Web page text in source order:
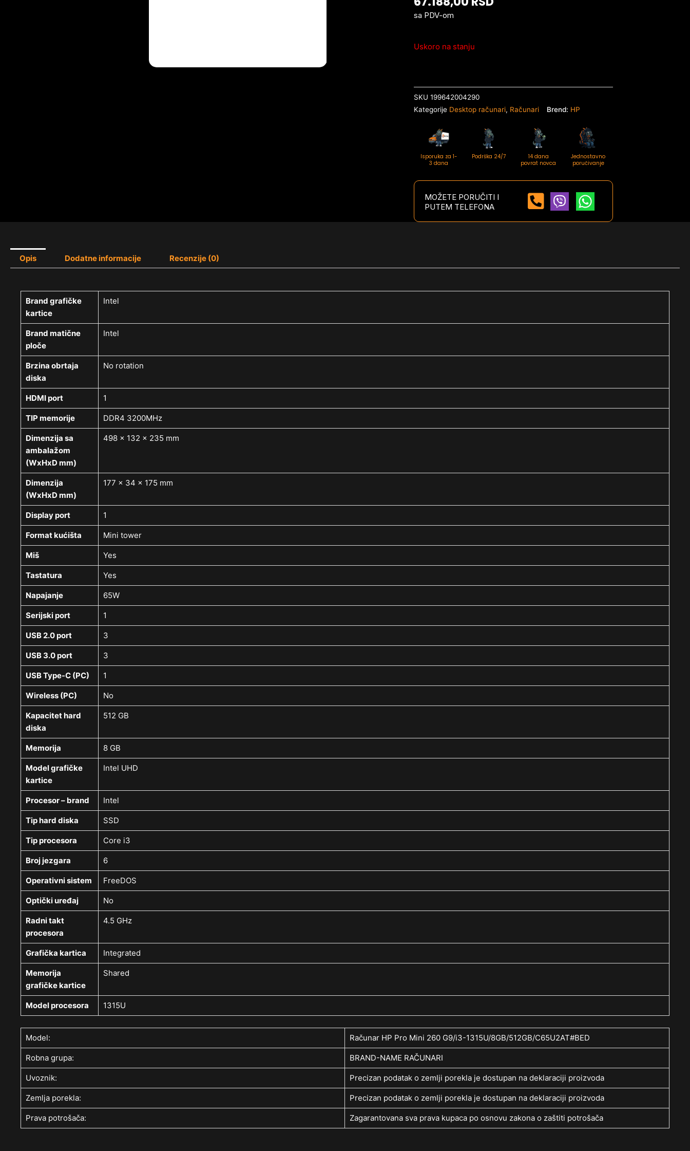
sa PDV-om
Uskoro na stanju
SKU199642004290
Kategorije Desktop računari, Računari Brend: HP
Isporuka za 1-
3 dana
Podrška 24/7
14 dana
povrat novca
Jednostavno
poručivanje
MOŽETE PORUČITI I
PUTEM TELEFONA
Opis Dodatne informacije Recenzije (0)
Brand grafičke
kartice
Intel
Brand matične
ploče
Intel
Brzina obrtaja
diska
No rotation
HDMI port 1
TIP memorije DDR4 3200MHz
Dimenzija sa
ambalažom
(WxHxD mm)
498 x 132 x 235 mm
Dimenzija
(WxHxD mm)
177 x 34 x 175 mm
Display port 1
Format kućišta Mini tower
Miš Yes
Tastatura Yes
Napajanje 65W
Serijski port 1
USB 2.0 port 3
USB 3.0 port 3
USB Type-C (PC) 1
Wireless (PC) No
Kapacitet hard
diska
512 GB
Memorija 8 GB
Model grafičke
kartice
Intel UHD
Procesor – brand Intel
Tip hard diska SSD
Tip procesora Core i3
Broj jezgara 6
Operativni sistem FreeDOS
Optički uređaj No
Radni takt
procesora
4.5 GHz
Grafička kartica Integrated
Memorija
grafičke kartice
Shared
Model procesora 1315U
Model: Računar HP Pro Mini 260 G9/i3-1315U/8GB/512GB/C65U2AT#BED
Robna grupa: BRAND-NAME RAČUNARI
Uvoznik: Precizan podatak o zemlji porekla je dostupan na deklaraciji proizvoda
Zemlja porekla: Precizan podatak o zemlji porekla je dostupan na deklaraciji proizvoda
Prava potrošača: Zagarantovana sva prava kupaca po osnovu zakona o zaštiti potrošača